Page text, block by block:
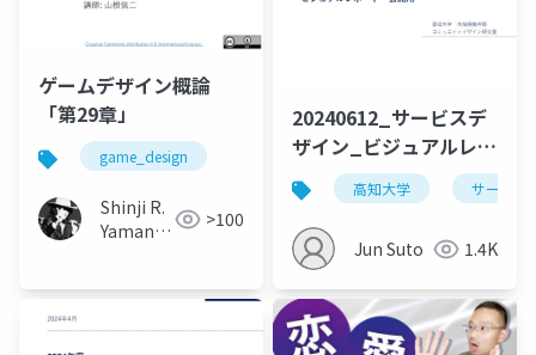
ゲームデザイン概論
「第29章」
game_design
Shinji R.
Yamane
>100
20240612_サービスデ
ザイン_ビジュアルレポ
ート_Day3_公開用
高知大学 サービス
Jun Suto 1.4K